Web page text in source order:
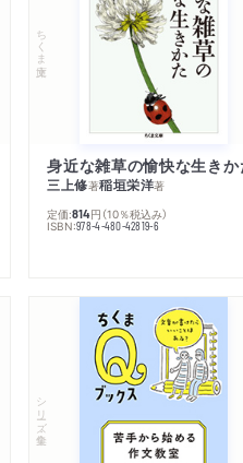
ちくま文庫
身近な雑草の愉快な生きか
三上修著稲垣栄洋著
定価:814円 （10％税込み）
ISBN:978-4-480-42819-6
シリーズ・全集